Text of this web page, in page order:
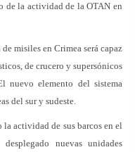
de la actividad de la OTAN en
misiles en Crimea será capaz
de crucero y supersónicos
nuevo elemento del sistema
del sur y sudeste.
actividad de sus barcos en el
nuevas unidades